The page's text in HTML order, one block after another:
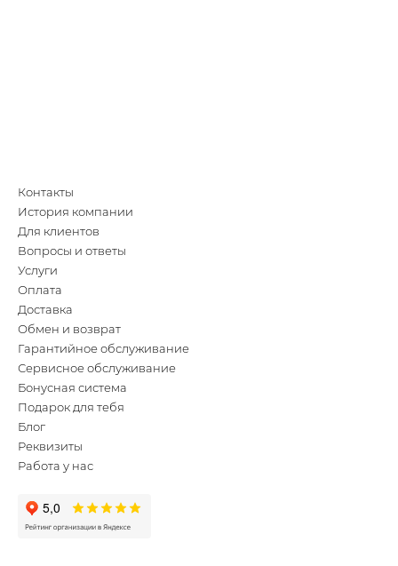
Контакты
История компании
Для клиентов
Вопросы и ответы
Услуги
Оплата
Доставка
Обмен и возврат
Гарантийное обслуживание
Сервисное обслуживание
Бонусная система
Подарок для тебя
Блог
Реквизиты
Работа у нас